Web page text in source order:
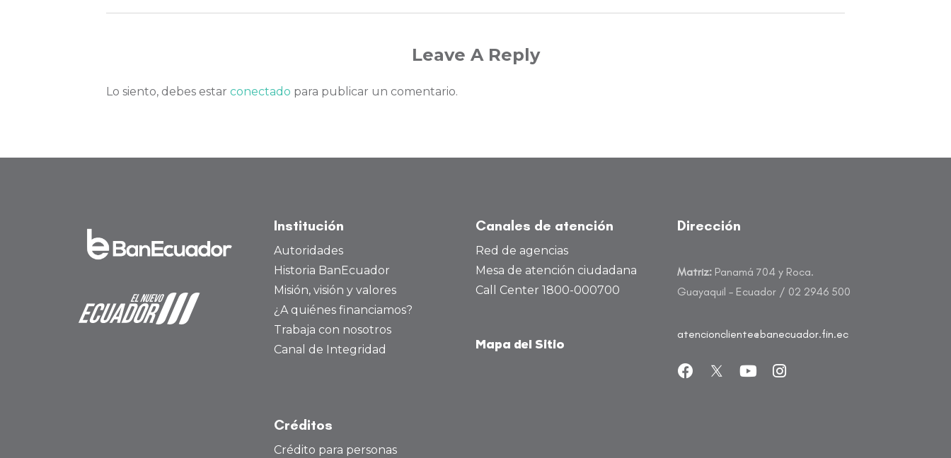
Leave A Reply
Lo siento, debes estar conectado para publicar un comentario.
Institución
Autoridades
Historia BanEcuador
Misión, visión y valores
¿A quiénes financiamos?
Trabaja con nosotros
Canal de Integridad
Créditos
Crédito para personas
Canales de atención
Red de agencias
Mesa de atención ciudadana
Call Center 1800-000700
Mapa del Sitio
Dirección
Matriz: Panamá 704 y Roca.
Guayaquil – Ecuador / 02 2946 500
atencioncliente@banecuador.fin.ec